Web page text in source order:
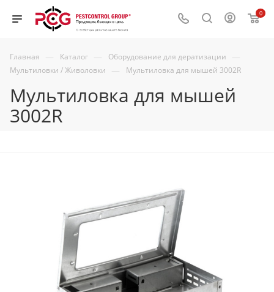
0
Главная — Каталог — Оборудование для дератизации —
Мультиловки / Живоловки — Мультиловка для мышей 3002R
Мультиловка для мышей
3002R